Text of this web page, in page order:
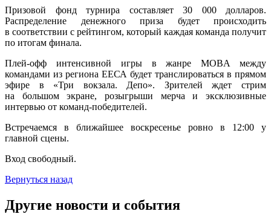
Призовой фонд турнира составляет 30 000 долларов.
Распределение денежного приза будет происходить
в соответствии с рейтингом, который каждая команда получит
по итогам финала.
Плей-офф интенсивной игры в жанре MOBA между
командами из региона ЕЕСА будет транслироваться в прямом
эфире в «Три вокзала. Депо». Зрителей ждет стрим
на большом экране, розыгрыши мерча и эксклюзивные
интервью от команд-победителей.
Встречаемся в ближайшее воскресенье ровно в 12:00 у
главной сцены.
Вход свободный.
Вернуться назад
Другие новости и события